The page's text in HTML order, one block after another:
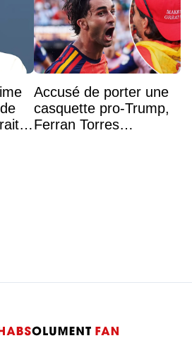
Accusé de porter une
casquette pro-Trump,
Ferran Torres